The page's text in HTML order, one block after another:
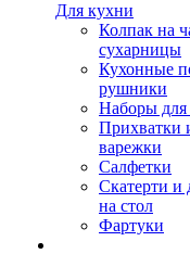
Для кухни
Колпак на
сухарницы
Кухонные
рушники
Наборы для
Прихватки
варежки
Салфетки
Скатерти и
на стол
Фартуки